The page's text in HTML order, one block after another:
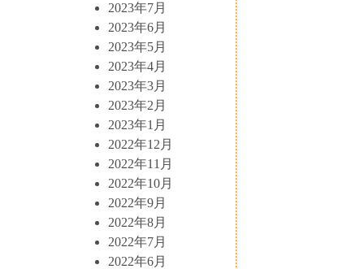
2023年7月
2023年6月
2023年5月
2023年4月
2023年3月
2023年2月
2023年1月
2022年12月
2022年11月
2022年10月
2022年9月
2022年8月
2022年7月
2022年6月